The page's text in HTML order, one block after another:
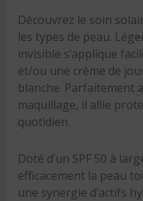
Découvrez le soin
les types de peau.
invisible s’applique
et/ou une crème de
blanche. Parfaitement
maquillage, il allie
quotidien.
Doté d’un SPF 50 à
efficacement la peau
une synergie d’actifs